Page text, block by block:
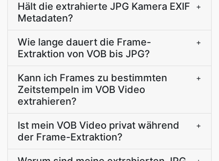
Hält die extrahierte JPG Kamera EXIF
Metadaten?
+
Wie lange dauert die Frame-
Extraktion von VOB bis JPG?
+
Kann ich Frames zu bestimmten
Zeitstempeln im VOB Video
extrahieren?
+
Ist mein VOB Video privat während
der Frame-Extraktion?
+